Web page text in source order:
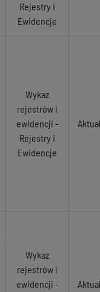
Rejestry i
Ewidencje
Wykaz
rejestrów i
ewidencji -
Rejestry i
Ewidencje
Wykaz
rejestrów i
ewidencji -